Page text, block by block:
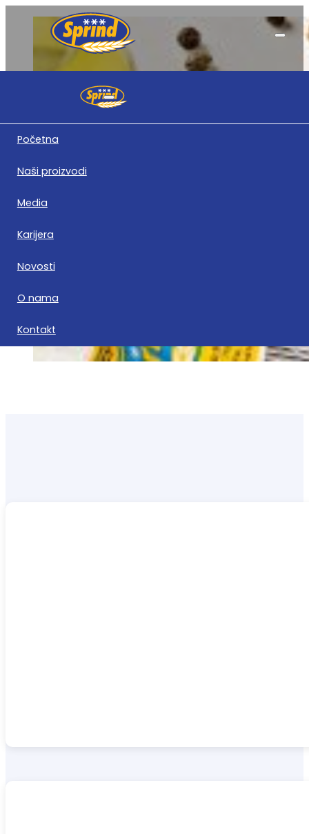
Početna
Naši proizvodi
Media
Karijera
Novosti
O nama
Kontakt
Izvještaji
Preuzmite dokument